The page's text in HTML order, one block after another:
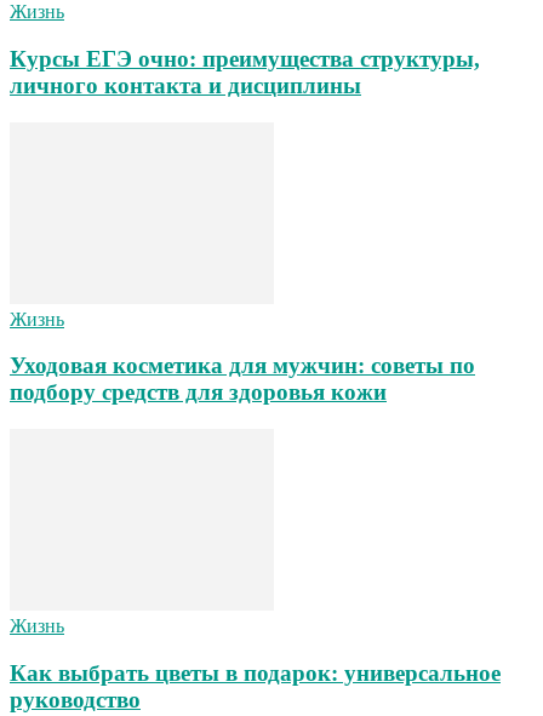
Жизнь
Курсы ЕГЭ очно: преимущества структуры,
личного контакта и дисциплины
Жизнь
Уходовая косметика для мужчин: советы по
подбору средств для здоровья кожи
Жизнь
Как выбрать цветы в подарок: универсальное
руководство